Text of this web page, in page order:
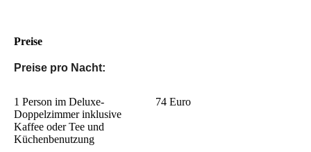
Preise
Preise pro Nacht:
1 Person im Deluxe-
Doppelzimmer inklusive
Kaffee oder Tee und
Küchenbenutzung
74 Euro